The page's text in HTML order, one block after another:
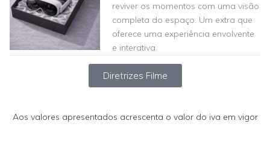
reviver os momentos com uma visão
completa do espaço. Um extra que
oferece uma experiência envolvente
e interativa.
Diretrizes Filme
Aos valores apresentados acrescenta o valor do iva em vigor